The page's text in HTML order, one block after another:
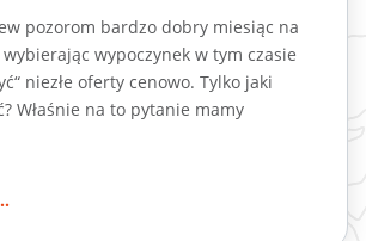
pozorom bardzo dobry miesiąc na
wypoczynek w tym czasie
niezłe oferty cenowo. Tylko jaki
Właśnie na to pytanie mamy